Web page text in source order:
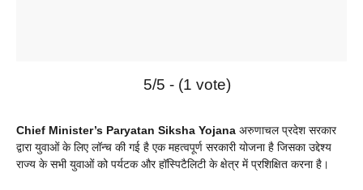
5/5 - (1 vote)
Chief Minister’s Paryatan Siksha Yojana अरुणाचल प्रदेश सरकार
द्वारा युवाओं के लिए लॉन्च की गई है एक महत्वपूर्ण सरकारी योजना है जिसका उद्देश्य
राज्य के सभी युवाओं को पर्यटक और हॉस्पिटैलिटी के क्षेत्र में प्रशिक्षित करना है।